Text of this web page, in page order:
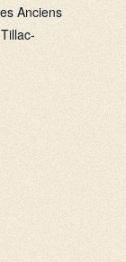
Anciens